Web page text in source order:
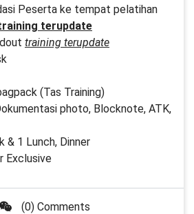
Peserta ke tempat pelatihan
terupdate
training terupdate
(Tas Training)
photo, Blocknote, ATK,
& 1 Lunch, Dinner
Exclusive
(0) Comments